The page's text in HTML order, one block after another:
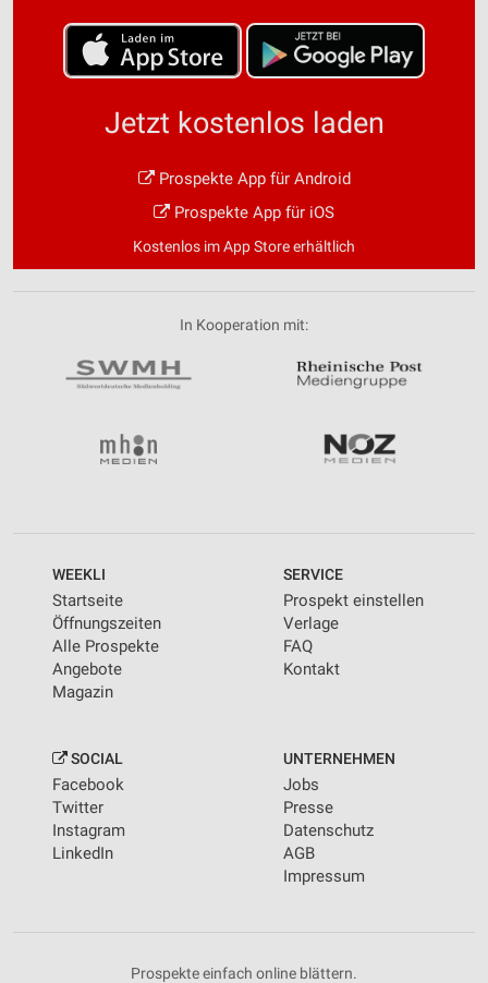
Jetzt kostenlos laden
Prospekte App für Android
Prospekte App für iOS
Kostenlos im App Store erhältlich
In Kooperation mit:
WEEKLI
Startseite
Öffnungszeiten
Alle Prospekte
Angebote
Magazin
SERVICE
Prospekt einstellen
Verlage
FAQ
Kontakt
SOCIAL
Facebook
Twitter
Instagram
LinkedIn
UNTERNEHMEN
Jobs
Presse
Datenschutz
AGB
Impressum
Prospekte einfach online blättern.